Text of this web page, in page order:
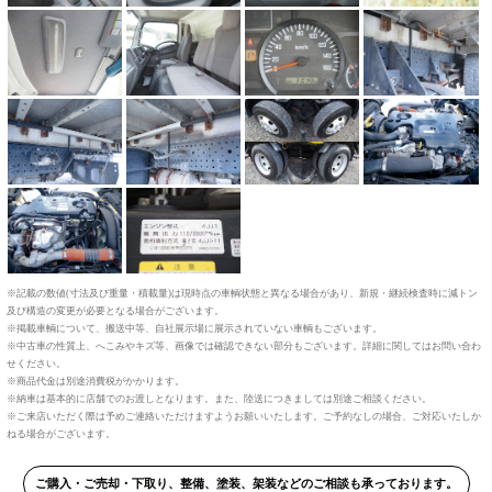
※記載の数値(寸法及び重量・積載量)は現時点の車輌状態と異なる場合があり、新規・継続検査時に減トン
及び構造の変更が必要となる場合がございます。
※掲載車輌について、搬送中等、自社展示場に展示されていない車輌もございます。
※中古車の性質上、へこみやキズ等、画像では確認できない部分もございます。詳細に関してはお問い合わ
せください。
※商品代金は別途消費税がかかります。
※納車は基本的に店舗でのお渡しとなります。また、陸送につきましては別途ご相談ください。
※ご来店いただく際は予めご連絡いただけますようお願いいたします。ご予約なしの場合、ご対応いたしか
ねる場合がございます。
ご購入・ご売却・下取り、整備、塗装、架装などのご相談も承っております。